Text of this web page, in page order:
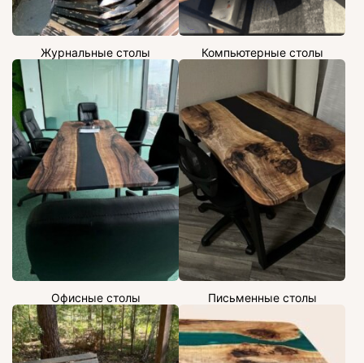
Журнальные столы Компьютерные столы
Офисные столы Письменные столы